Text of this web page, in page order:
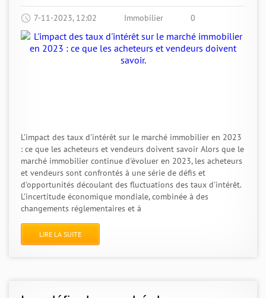
7-11-2023, 12:02 Immobilier 0
L'impact des taux d'intérêt sur le marché immobilier en 2023
: ce que les acheteurs et vendeurs doivent savoir Alors que le
marché immobilier continue d'évoluer en 2023, les acheteurs
et vendeurs sont confrontés à une série de défis et
d'opportunités découlant des fluctuations des taux d'intérêt.
L'incertitude économique mondiale, combinée à des
changements réglementaires et à
LIRE LA SUITE